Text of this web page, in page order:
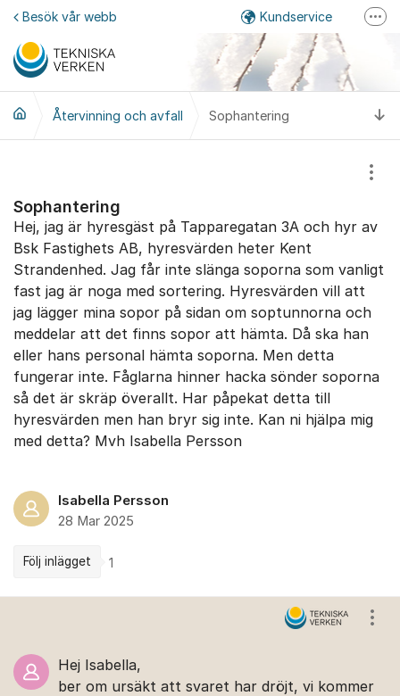
Hoppa till innehåll
Besök vår webb Kundservice
Felanmälan
Mina sidor
Facebook
Återvinning och avfall Sophantering
Sophantering
Hej, jag är hyresgäst på Tapparegatan 3A och hyr av
Bsk Fastighets AB, hyresvärden heter Kent
Strandenhed. Jag får inte slänga soporna som vanligt
fast jag är noga med sortering. Hyresvärden vill att
jag lägger mina sopor på sidan om soptunnorna och
meddelar att det finns sopor att hämta. Då ska han
eller hans personal hämta soporna. Men detta
fungerar inte. Fåglarna hinner hacka sönder soporna
så det är skräp överallt. Har påpekat detta till
hyresvärden men han bryr sig inte. Kan ni hjälpa mig
med detta? Mvh Isabella Persson
Isabella Persson
28 Mar 2025
Följ inlägget 1
Hej Isabella,
ber om ursäkt att svaret har dröjt, vi kommer